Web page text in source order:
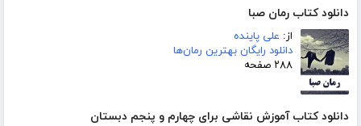
دانلود کتاب رمان صبا
از: علی پاینده
دانلود رایگان بهترین رمان‌ها
۲۸۸ صفحه
دانلود کتاب آموزش نقاشی برای چهارم و پنجم دبستان